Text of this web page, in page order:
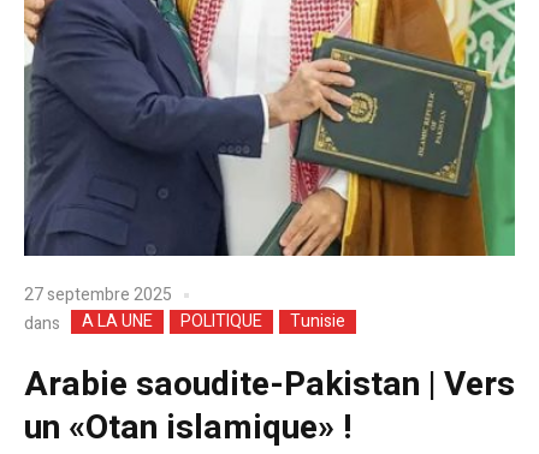
27 septembre 2025
dans
A LA UNE POLITIQUE Tunisie
Arabie saoudite-Pakistan | Vers
un «Otan islamique» !